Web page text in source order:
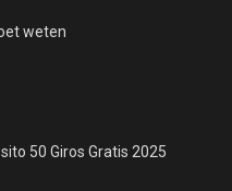
weten
50 Giros Gratis 2025